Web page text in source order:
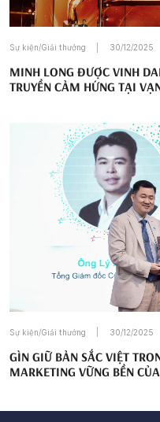
Sự kiện/Giải thưởng 30/12/2025
MINH LONG ĐƯỢC VINH
TRUYỀN CẢM HỨNG TẠI
Sự kiện/Giải thưởng 30/12/2025
GÌN GIỮ BẢN SẮC VIỆT
MARKETING VỮNG BỀN